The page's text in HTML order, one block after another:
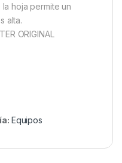
hoja permite un
alta.
ORIGINAL
Equipos